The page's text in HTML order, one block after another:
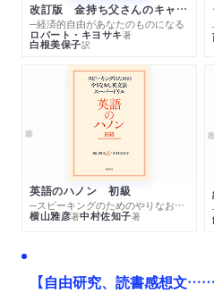
改訂版 金持ち父さんのキャッシュフロー・クワドラント
─経済的自由があなたのものになる
ロバート・キヨサキ著
白根美保子訳
英語のハノン 初級
─スピーキングのためのやりなおし英文法スーパードリル
横山雅彦著中村佐知子著
【自由研究、読書感想文